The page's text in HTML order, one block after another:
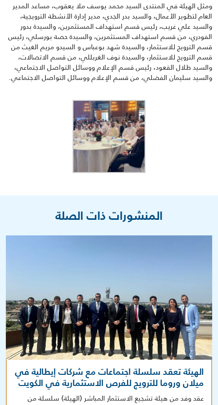
ومثل الهيئة في المنتدى السيدمحمد يوسفملا يعقوب، مساعد المدير
العام لتطوير الأعمال، والسيد بدر الجدي، مدير إدارة الأنشطة الترويجية،
والسيد علي غريب، رئيس قسم استهداف المستثمرين، والسيدة بدور
الفودري، من قسم استهداف المستثمرين، والسيدة حصة بورسلي، رئيس
قسم الترويج للاستثمار، والسيدة شهد بوعباس و السيدو مريم الغيثمن
قسم الترويج للاستثمار، والسيدة نوف الغربللي، من قسم الاتصالات،
والسيد طلال القعود، رئيس قسم الإعلام ووسائل التواصل الاجتماعي،
والسيد سليمان الفضلي، من قسم الإعلام ووسائل التواصل الاجتماعي.
المنشورات ذات الصلة
الهيئة تعقد سلسلة اجتماعات مع شركات إيطالية في
ميلان وروما للترويج للفرص الاستثمارية في الكويت
عقد وفد من هيئة تشجيع الاستثمار المباشر (الهيئة) سلسلة من